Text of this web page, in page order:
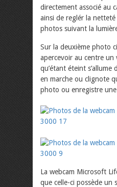
directement associé au
ainsi de reglér la
photos suivant la
Sur la deuxième photo
apercevoir au centre un
qu’étant éteint s’allume
en marche ou clignote
photo ou enregistre
La webcam Microsoft
que celle-ci possède un